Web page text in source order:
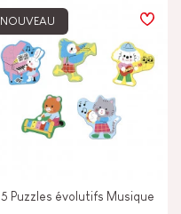
NOUVEAU
5 Puzzles évolutifs Musique